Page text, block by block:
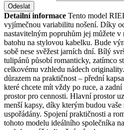
Odeslat
Detailní informace Tento model
vyjímečnou variabilitu nošení. Díky
nastavitelným popruhům jej můžete
batohu na stylovou kabelku. Bude
sobě nese svěžest jarních dní. Bílý
tulipánů působí romanticky, zatímco
celkovému vzhledu nádech
důrazem na praktičnost – přední
které chcete mít vždy po ruce, a
prostor pro cennosti. Hlavní prostor
menší kapsy, díky kterým budou
uspořádány. Spojení praktičnosti a
tohoto modelu ideálního společníka